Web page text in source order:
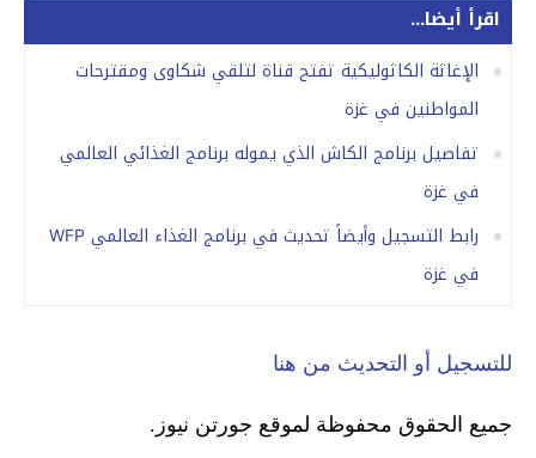
اقرأ أيضا...
الإغاثة الكاثوليكية تفتح قناة لتلقي شكاوى ومقترحات
المواطنين في غزة
تفاصيل برنامج الكاش الذي يموله برنامج الغذائي العالمي
في غزة
رابط التسجيل وأيضاً تحديث في برنامج الغذاء العالمي WFP
في غزة
للتسجيل أو التحديث من هنا
جميع الحقوق محفوظة لموقع جورتن نيوز.